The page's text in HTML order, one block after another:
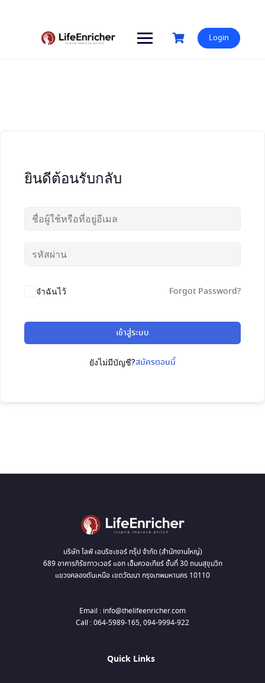
Login
ยินดีต้อนรับกลับ
จำฉันไว้ Forgot Password?
เข้าสู่ระบบ
ยังไม่มีบัญชี?สมัครตอนนี้
บริษัท ไลฟ์ เอนริชเชอร์ กรุ๊ป จำกัด (สำนักงานใหญ่)
689 อาคารภิรัชทาวเวอร์ แอท เอ็มควอเทียร์ ชั้นที่ 30 ถนนสุขุมวิท
แขวงคลองตันเหนือ เขตวัฒนา กรุงเทพมหานคร 10110
Email : info@thelifeenricher.com
Call : 064-5989-165, 094-9994-922
Quick Links